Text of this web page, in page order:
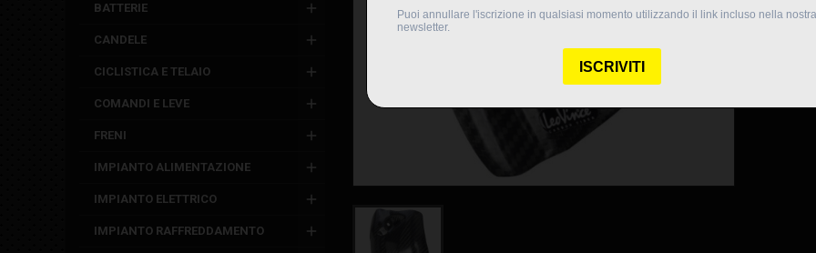
BATTERIE
CANDELE
CICLISTICA E TELAIO
COMANDI E LEVE
FRENI
IMPIANTO ALIMENTAZIONE
IMPIANTO ELETTRICO
IMPIANTO RAFFREDDAMENTO
Quantità